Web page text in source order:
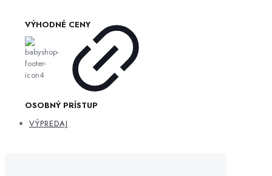
VÝPREDAJ
VÝHODNÉ CENY
OSOBNÝ PRÍSTUP